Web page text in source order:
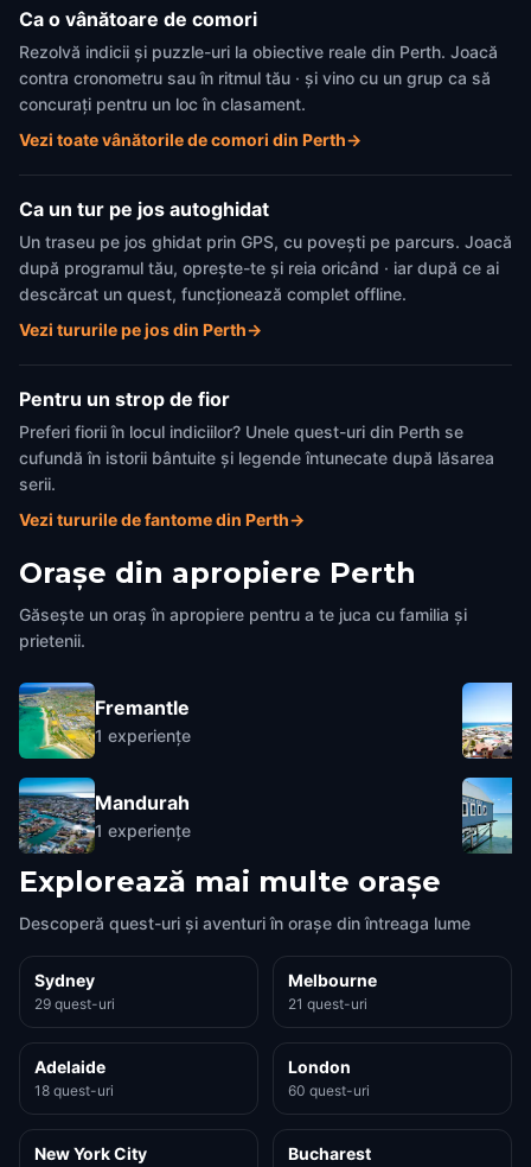
Ca o vânătoare de comori
Rezolvă indicii și puzzle-uri la obiective reale din Perth. Joacă
contra cronometru sau în ritmul tău · și vino cu un grup ca să
concurați pentru un loc în clasament.
Vezi toate vânătorile de comori din Perth→
Ca un tur pe jos autoghidat
Un traseu pe jos ghidat prin GPS, cu povești pe parcurs. Joacă
după programul tău, oprește-te și reia oricând · iar după ce ai
descărcat un quest, funcționează complet offline.
Vezi tururile pe jos din Perth→
Pentru un strop de fior
Preferi fiorii în locul indiciilor? Unele quest-uri din Perth se
cufundă în istorii bântuite și legende întunecate după lăsarea
serii.
Vezi tururile de fantome din Perth→
Orașe din apropiere Perth
Găsește un oraș în apropiere pentru a te juca cu familia și
prietenii.
Fremantle
1 experiențe
Mandurah
1 experiențe
Explorează mai multe orașe
Descoperă quest-uri și aventuri în orașe din întreaga lume
Sydney
29 quest-uri
Melbourne
21 quest-uri
Adelaide
18 quest-uri
London
60 quest-uri
New York City Bucharest